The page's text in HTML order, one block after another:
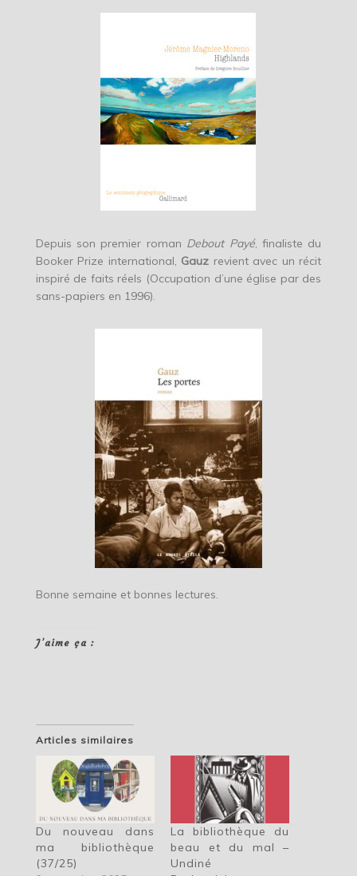
Depuis son premier roman Debout Payé, finaliste du
Booker Prize international, Gauz revient avec un récit
inspiré de faits réels (Occupation d’une église par des
sans-papiers en 1996).
Bonne semaine et bonnes lectures.
J’aime ça :
Articles similaires
Du nouveau dans
ma bibliothèque
(37/25)
La bibliothèque du
beau et du mal –
Undiné